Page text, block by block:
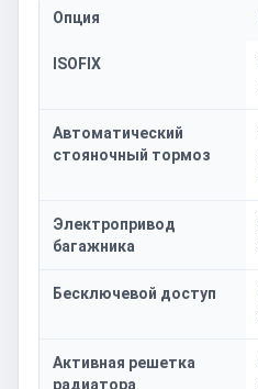
Опция
ISOFIX
Автоматический
стояночный тормоз
Электропривод
багажника
Бесключевой доступ
Активная решетка
радиатора